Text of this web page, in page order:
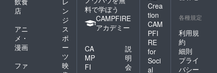
店
ン
ジ
アニ
メ・
漫画
ス
ポ
ー
ツ
ファ
映
料で学ぼう
CAMPFIRE
アカデミー
CA
MP
FI
説
明
会
Crea
tion
CAM
PFI
RE
for
Soci
al
各種規定
利用規
約
細則
プライ
バシー